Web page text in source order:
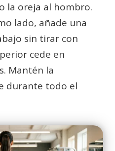
la oreja al hombro.
lado, añade una
sin tirar con
cede en
Mantén la
durante todo el